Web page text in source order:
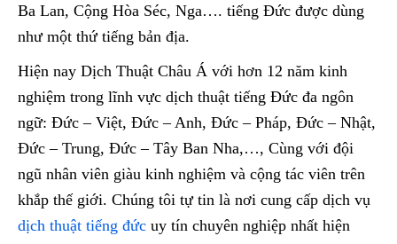
Ba Lan, Cộng Hòa Séc, Nga…. tiếng Đức được dùng
như một thứ tiếng bản địa.
Hiện nay Dịch Thuật Châu Á với hơn 12 năm kinh
nghiệm trong lĩnh vực dịch thuật tiếng Đức đa ngôn
ngữ: Đức – Việt, Đức – Anh, Đức – Pháp, Đức – Nhật,
Đức – Trung, Đức – Tây Ban Nha,…, Cùng với đội
ngũ nhân viên giàu kinh nghiệm và cộng tác viên trên
khắp thế giới. Chúng tôi tự tin là nơi cung cấp dịch vụ
dịch thuật tiếng đức uy tín chuyên nghiệp nhất hiện